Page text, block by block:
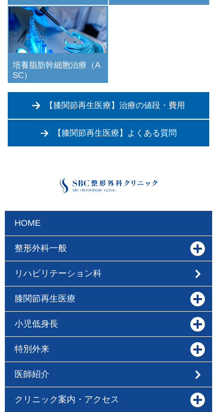
培養脂肪幹細胞治療（A
SC）
【膝関節再生医療】治療の値段・費用
【膝関節再生医療】よくある質問
HOME
整形外科一般
リハビリテーション科
膝関節再生医療
小児低身長
特別外来
医師紹介
クリニック案内・アクセス